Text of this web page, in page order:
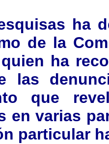
ha
de la
ha
las
que
en varias
particular